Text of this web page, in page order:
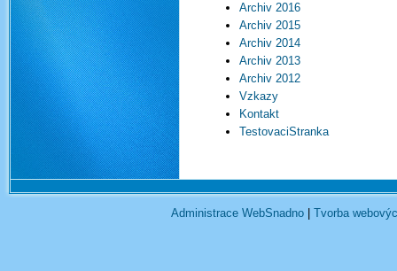
Archiv 2016
Archiv 2015
Archiv 2014
Archiv 2013
Archiv 2012
Vzkazy
Kontakt
TestovaciStranka
Administrace WebSnadno Tvorba